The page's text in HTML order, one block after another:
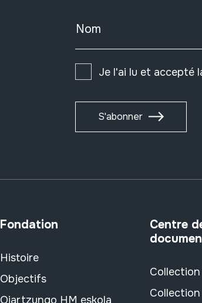
Nom
Je l'ai lu et accepté
S'abonner
Fondation
Histoire
Objectifs
Oiartzungo HM eskola
Centre